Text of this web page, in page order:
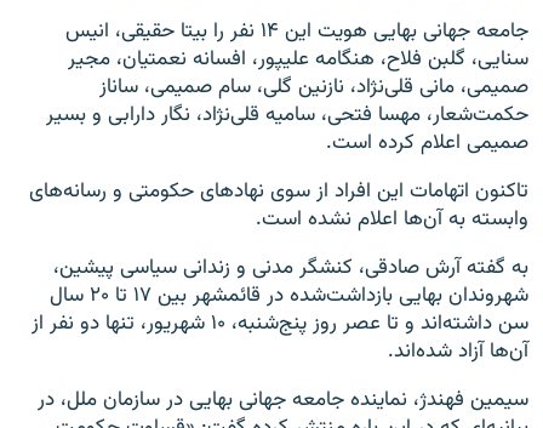
جامعه جهانی بهایی هویت این ۱۴ نفر را بیتا حقیقی، انیس
سنایی، گلبن فلاح، هنگامه علیپور، افسانه نعمتیان، مجیر
صمیمی، مانی قلی‌نژاد، نازنین گلی، سام صمیمی، ساناز
حکمت‌شعار، مهسا فتحی، سامیه ‌قلی‌نژاد، نگار دارابی و بسیر
صمیمی اعلام کرده است.
تاکنون اتهامات این افراد از سوی نهادهای حکومتی و رسانه‌های
وابسته به آن‌ها اعلام نشده است.
به گفته آرش صادقی، کنشگر مدنی و زندانی سیاسی پیشین،
شهروندان بهایی بازداشت‌شده در قائمشهر بین ۱۷ تا ۲۰ سال
سن داشته‌اند و تا عصر روز پنج‌شنبه، ۱۰ شهریور، تنها دو نفر از
آن‌ها آزاد شده‌اند.
سیمین فهندژ، نماینده جامعه جهانی بهایی در سازمان ملل، در